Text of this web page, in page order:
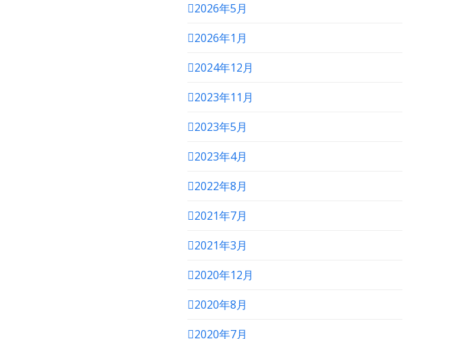
2026年5月
2026年1月
2024年12月
2023年11月
2023年5月
2023年4月
2022年8月
2021年7月
2021年3月
2020年12月
2020年8月
2020年7月